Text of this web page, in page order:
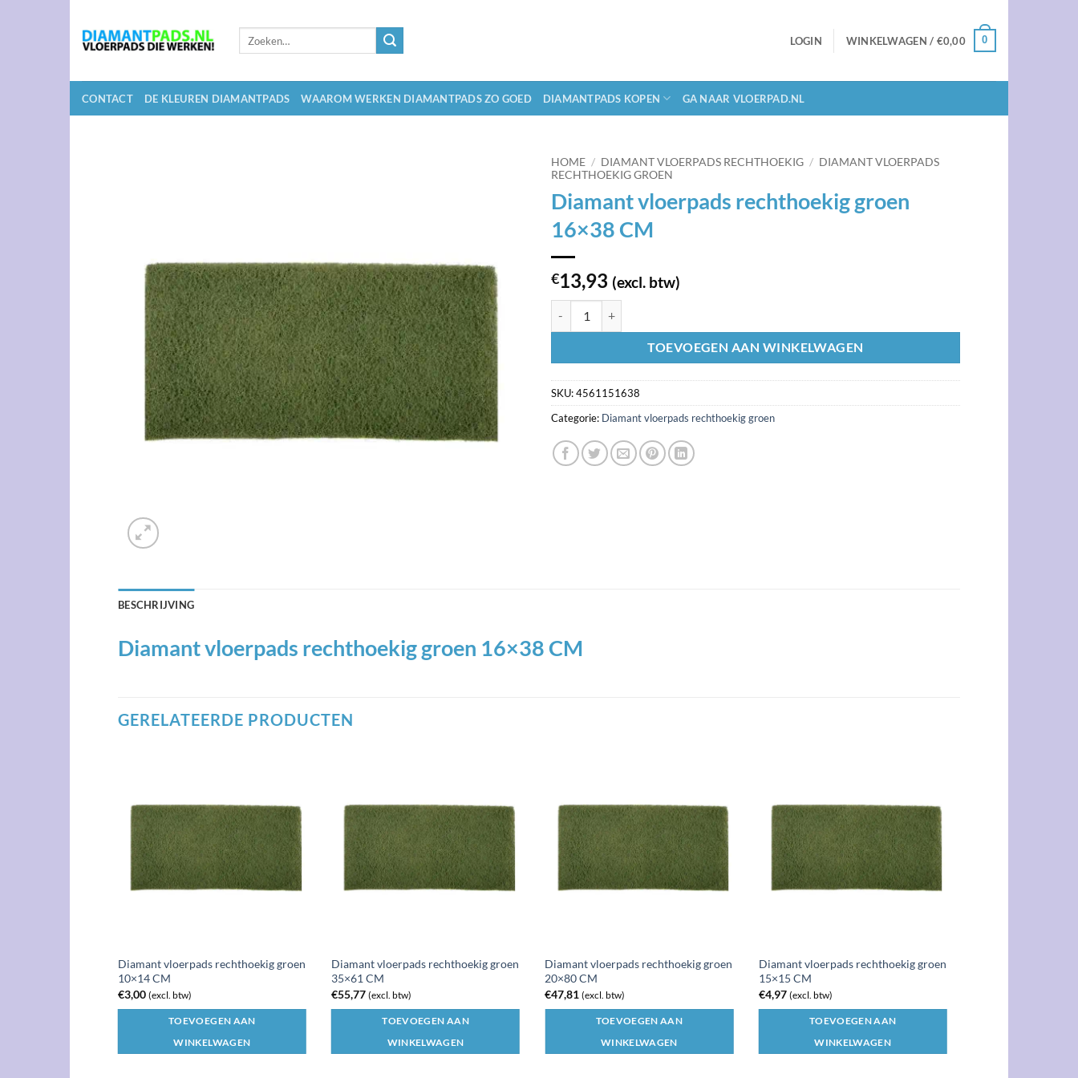
naar
inhoud
LOGIN WINKELWAGEN / €0,00 0
CONTACT DE KLEUREN DIAMANTPADS WAAROM WERKEN DIAMANTPADS ZO GOED DIAMANTPADS KOPEN GA NAAR VLOERPAD.NL
HOME / DIAMANT VLOERPADS RECHTHOEKIG / DIAMANT VLOERPADS
RECHTHOEKIG GROEN
Diamant vloerpads rechthoekig groen
16×38 CM
€13,93 (excl. btw)
TOEVOEGEN AAN WINKELWAGEN
SKU:4561151638
Categorie: Diamant vloerpads rechthoekig groen
BESCHRIJVING
Diamant vloerpads rechthoekig groen 16×38 CM
GERELATEERDE PRODUCTEN
Diamant vloerpads rechthoekig groen
10×14 CM
€3,00 (excl. btw)
TOEVOEGEN AAN
WINKELWAGEN
Diamant vloerpads rechthoekig groen
35×61 CM
€55,77 (excl. btw)
TOEVOEGEN AAN
WINKELWAGEN
Diamant vloerpads rechthoekig groen
20×80 CM
€47,81 (excl. btw)
TOEVOEGEN AAN
WINKELWAGEN
Diamant vloerpads rechthoekig groen
15×15 CM
€4,97 (excl. btw)
TOEVOEGEN AAN
WINKELWAGEN